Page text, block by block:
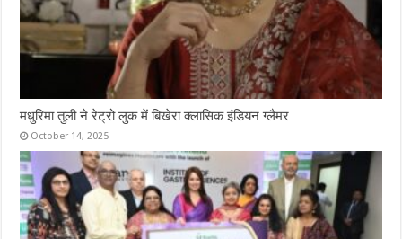
मधुरिमा तुली ने रेट्रो लुक में बिखेरा क्लासिक इंडियन ग्लैमर
October 14, 2025